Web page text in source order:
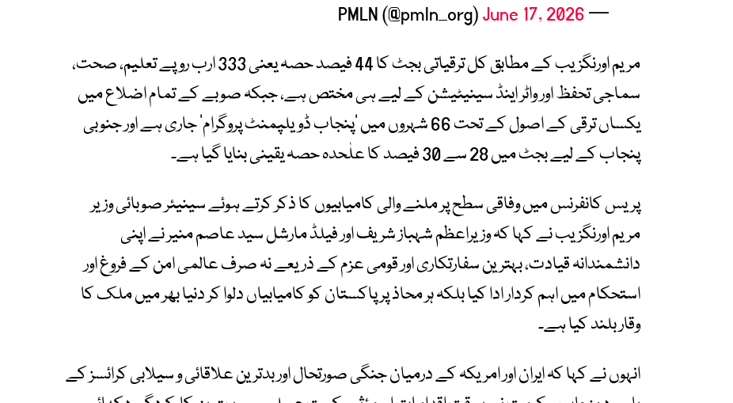
— PMLN (@pmln_org)
June 17, 2026
مریم اورنگزیب کے مطابق کل ترقیاتی بجٹ کا 44 فیصد حصہ یعنی 333 ارب روپے تعلیم، صحت،
سماجی تحفظ اور واٹر اینڈ سینیٹیشن کے لیے ہی مختص ہے، جبکہ صوبے کے تمام اضلاع میں
یکساں ترقی کے اصول کے تحت 66 شہروں میں ‘پنجاب ڈویلپمنٹ پروگرام’ جاری ہے اور جنوبی
پنجاب کے لیے بجٹ میں 28 سے 30 فیصد کا علٰحدہ حصہ یقینی بنایا گیا ہے۔
پریس کانفرنس میں وفاقی سطح پر ملنے والی کامیابیوں کا ذکر کرتے ہوئے سینیئر صوبائی وزیر
مریم اورنگزیب نے کہا کہ وزیراعظم شہباز شریف اور فیلڈ مارشل سید عاصم منیر نے اپنی
دانشمندانہ قیادت، بہترین سفارتکاری اور قومی عزم کے ذریعے نہ صرف عالمی امن کے فروغ اور
استحکام میں اہم کردار ادا کیا بلکہ ہر محاذ پر پاکستان کو کامیابیاں دلوا کر دنیا بھر میں ملک کا
وقار بلند کیا ہے۔
انہوں نے کہا کہ ایران اور امریکہ کے درمیان جنگی صورتحال اور بدترین علاقائی و سیلابی کرائسز کے